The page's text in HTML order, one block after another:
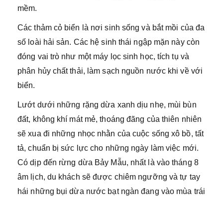
mềm.
Các thảm cỏ biển là nơi sinh sống và bắt mồi của đa
số loài hải sản. Các hệ sinh thái ngập mặn này còn
đóng vai trò như một máy lọc sinh học, tích tụ và
phân hủy chất thải, làm sạch nguồn nước khi về với
biển.
Lướt dưới những rặng dừa xanh dịu nhẹ, mùi bùn
đất, không khí mát mẻ, thoáng đãng của thiên nhiên
sẽ xua đi những nhọc nhằn của cuộc sống xô bồ, tất
tả, chuẩn bị sức lực cho những ngày làm việc mới.
Có dịp đến rừng dừa Bảy Mẫu, nhất là vào tháng 8
âm lịch, du khách sẽ được chiêm ngưỡng và tự tay
hái những bụi dừa nước bạt ngàn đang vào mùa trái